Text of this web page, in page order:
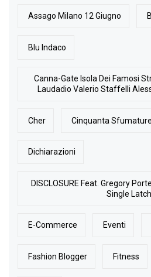
Assago Milano 12 Giugno
Blu Indaco
Canna-Gate Isola Dei Famosi
Laudadio Valerio Staffelli
Cher Cinquanta
Dichiarazioni
DISCLOSURE Feat. Gregory
Single Latch
E-Commerce Eventi
Fashion Blogger Fitness